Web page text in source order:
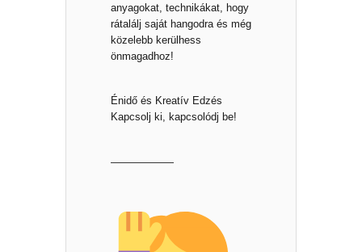
anyagokat, technikákat, hogy
rátalálj saját hangodra és még
közelebb kerülhess
önmagadhoz!
Énidő és Kreatív Edzés
Kapcsolj ki, kapcsolódj be!
——————